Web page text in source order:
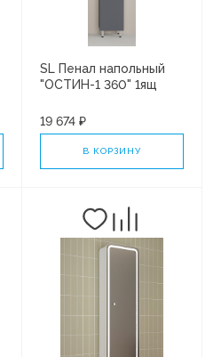
SL Пенал напольный
"ОСТИН-1 360" 1ящ
ПЛЮС
19 674 ₽
В КОРЗИНУ